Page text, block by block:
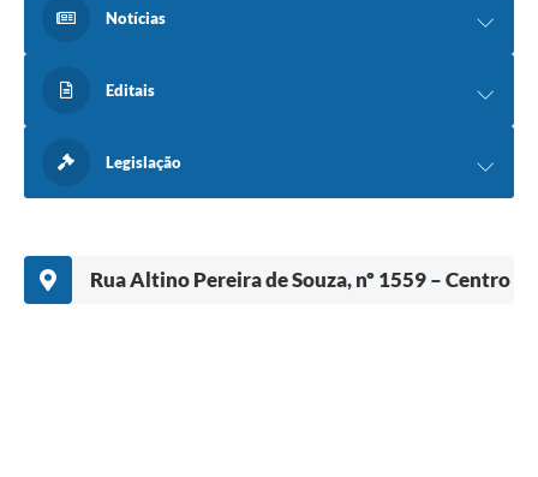
Notícias
Editais
Legislação
Rua Altino Pereira de Souza, nº 1559 – Centro